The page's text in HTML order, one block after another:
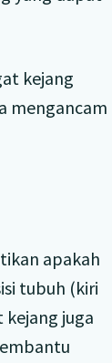
kejang
mengancam
apakah
tubuh (kiri
kejang juga